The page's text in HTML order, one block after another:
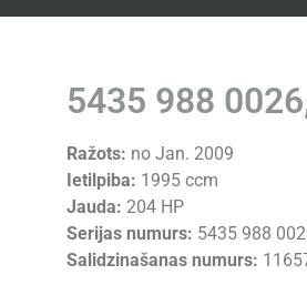
5435 988
Ražots: no Jan. 2009
Ietilpiba: 1995 ccm
Jauda: 204 HP
Serijas numurs: 5435 988
Salidzinašanas numurs: